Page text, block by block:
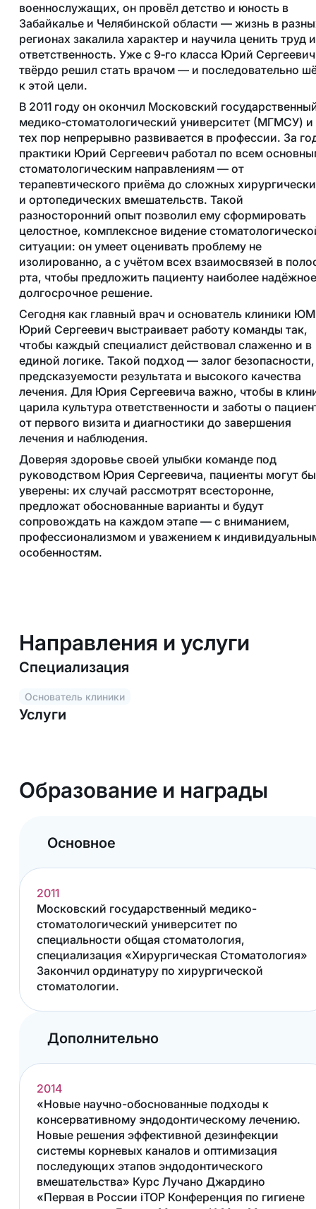
военнослужащих, он провёл детство и юность в
Забайкалье и Челябинской области — жизнь в
регионах закалила характер и научила ценить труд и
ответственность. Уже с 9‑го класса Юрий Сергеевич
твёрдо решил стать врачом — и последовательно
к этой цели.
В 2011 году он окончил Московский
медико‑стоматологический университет (МГМСУ) и
тех пор непрерывно развивается в профессии. За
практики Юрий Сергеевич работал по всем
стоматологическим направлениям — от
терапевтического приёма до сложных
и ортопедических вмешательств. Такой
разносторонний опыт позволил ему сформировать
целостное, комплексное видение
ситуации: он умеет оценивать проблему не
изолированно, а с учётом всех взаимосвязей в
рта, чтобы предложить пациенту наиболее
долгосрочное решение.
Сегодня как главный врач и основатель клиники
Юрий Сергеевич выстраивает работу команды так,
чтобы каждый специалист действовал слаженно и в
единой логике. Такой подход — залог безопасности,
предсказуемости результата и высокого качества
лечения. Для Юрия Сергеевича важно, чтобы в
царила культура ответственности и заботы о
от первого визита и диагностики до завершения
лечения и наблюдения.
Доверяя здоровье своей улыбки команде под
руководством Юрия Сергеевича, пациенты могут
уверены: их случай рассмотрят всесторонне,
предложат обоснованные варианты и будут
сопровождать на каждом этапе — с вниманием,
профессионализмом и уважением к
особенностям.
Направления и услуги
Специализация
Основатель клиники
Услуги
Образование и награды
Основное
2011
Московский государственный медико-
стоматологический университет по
специальности общая стоматология,
специализация «Хирургическая Стоматология»
Закончил ординатуру по хирургической
стоматологии.
Дополнительно
2014
«Новые научно-обоснованные подходы к
консервативному эндодонтическому лечению.
Новые решения эффективной дезинфекции
системы корневых каналов и оптимизация
последующих этапов эндодонтического
вмешательства» Курс Лучано Джардино
«Первая в России iTOP Конференция по гигиене